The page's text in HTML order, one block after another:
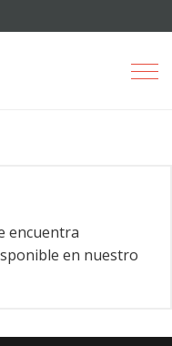
Toggle
encuentra
en nuestro